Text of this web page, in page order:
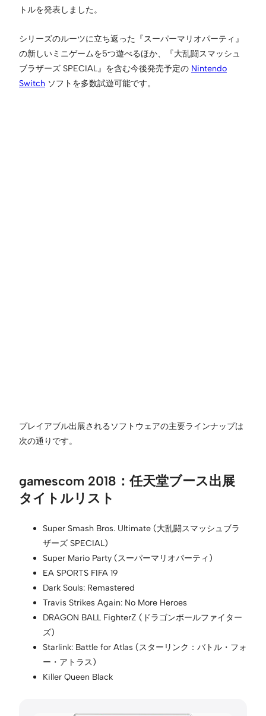
トルを発表しました。
シリーズのルーツに立ち返った『スーパーマリオパーティ』
の新しいミニゲームを5つ遊べるほか、『大乱闘スマッシュ
ブラザーズ SPECIAL』を含む今後発売予定の Nintendo
Switch ソフトを多数試遊可能です。
プレイアブル出展されるソフトウェアの主要ラインナップは
次の通りです。
gamescom 2018：任天堂ブース出展
タイトルリスト
Super Smash Bros. Ultimate (大乱闘スマッシュブラ
ザーズ SPECIAL)
Super Mario Party (スーパーマリオパーティ)
EA SPORTS FIFA 19
Dark Souls: Remastered
Travis Strikes Again: No More Heroes
DRAGON BALL FighterZ (ドラゴンボールファイター
ズ)
Starlink: Battle for Atlas (スターリンク：バトル・フォ
ー・アトラス)
Killer Queen Black